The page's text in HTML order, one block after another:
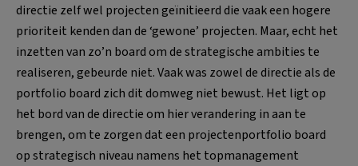
directie zelf wel projecten geïnitieerd die vaak een hogere
prioriteit kenden dan de ‘gewone’ projecten. Maar, echt het
inzetten van zo’n board om de strategische ambities te
realiseren, gebeurde niet. Vaak was zowel de directie als de
portfolio board zich dit domweg niet bewust. Het ligt op
het bord van de directie om hier verandering in aan te
brengen, om te zorgen dat een projectenportfolio board
op strategisch niveau namens het topmanagement